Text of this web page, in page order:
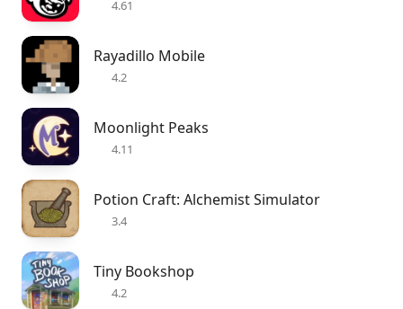
4.61
Rayadillo Mobile
4.2
Moonlight Peaks
4.11
Potion Craft: Alchemist Simulator
3.4
Tiny Bookshop
4.2